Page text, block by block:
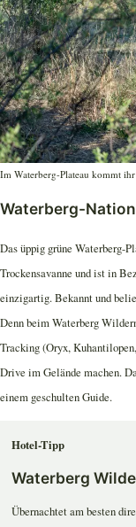
Im Waterberg-Plateau kommt
Waterberg-
Das üppig grüne Waterberg-
Trockensavanne und ist in
einzigartig. Bekannt und
Denn beim Waterberg
Tracking (Oryx,
Drive im Gelände machen.
einem geschulten Guide.
Hotel-Tipp
Waterberg
Übernachtet am besten